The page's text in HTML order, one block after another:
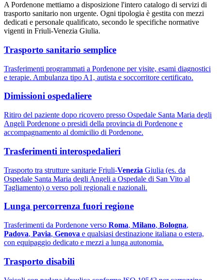
A Pordenone mettiamo a disposizione l'intero catalogo di servizi di
trasporto sanitario non urgente. Ogni tipologia è gestita con mezzi
dedicati e personale qualificato, secondo le specifiche normative
vigenti in Friuli-Venezia Giulia.
Trasporto sanitario semplice
Trasferimenti programmati a Pordenone per visite, esami diagnostici
e terapie. Ambulanza tipo A1, autista e soccorritore certificato.
Dimissioni ospedaliere
Ritiro del paziente dopo ricovero presso Ospedale Santa Maria degli
Angeli Pordenone o presidi della provincia di Pordenone e
accompagnamento al domicilio di Pordenone.
Trasferimenti interospedalieri
Trasporto tra strutture sanitarie Friuli-Venezia Giulia (es. da
Ospedale Santa Maria degli Angeli a Ospedale di San Vito al
Tagliamento) o verso poli regionali e nazionali.
Lunga percorrenza fuori regione
Trasferimenti da Pordenone verso Roma, Milano, Bologna,
Padova, Pavia, Genova e qualsiasi destinazione italiana o estera,
con equipaggio dedicato e mezzi a lunga autonomia.
Trasporto disabili